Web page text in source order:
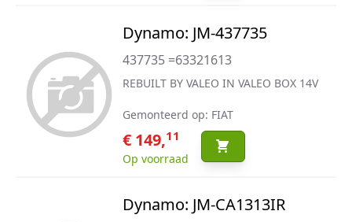
Dynamo: JM-437735
437735 =63321613
REBUILT BY VALEO IN VALEO BOX 14V
Gemonteerd op: FIAT
€ 149,11
Op voorraad
Dynamo: JM-CA1313IR